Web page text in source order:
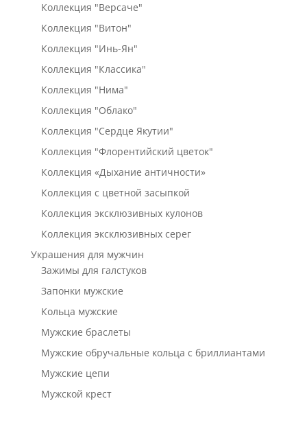
Коллекция "Версаче"
Коллекция "Витон"
Коллекция "Инь-Ян"
Коллекция "Классика"
Коллекция "Нима"
Коллекция "Облако"
Коллекция "Сердце Якутии"
Коллекция "Флорентийский цветок"
Коллекция «Дыхание античности»
Коллекция с цветной засыпкой
Коллекция эксклюзивных кулонов
Коллекция эксклюзивных серег
Украшения для мужчин
Зажимы для галстуков
Запонки мужские
Кольца мужские
Мужские браслеты
Мужские обручальные кольца с бриллиантами
Мужские цепи
Мужской крест